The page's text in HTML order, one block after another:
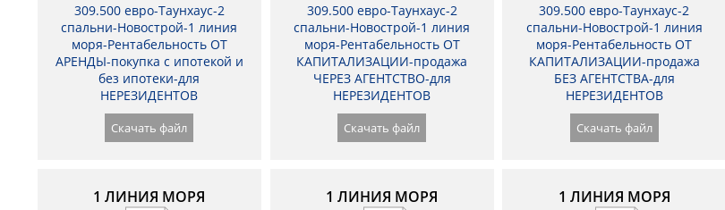
309.500 евро-Таунхаус-2
спальни-Новострой-1 линия
моря-Рентабельность ОТ
АРЕНДЫ-покупка с ипотекой и
без ипотеки-для
НЕРЕЗИДЕНТОВ
Скачать файл
309.500 евро-Таунхаус-2
спальни-Новострой-1 линия
моря-Рентабельность ОТ
КАПИТАЛИЗАЦИИ-продажа
ЧЕРЕЗ АГЕНТСТВО-для
НЕРЕЗИДЕНТОВ
Скачать файл
309.500 евро-Таунхаус-2
спальни-Новострой-1 линия
моря-Рентабельность ОТ
КАПИТАЛИЗАЦИИ-продажа
БЕЗ АГЕНТСТВА-для
НЕРЕЗИДЕНТОВ
Скачать файл
1 ЛИНИЯ МОРЯ 1 ЛИНИЯ МОРЯ 1 ЛИНИЯ МОРЯ